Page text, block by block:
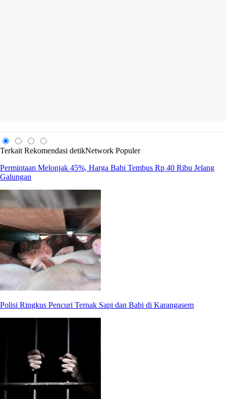
Terkait Rekomendasi detikNetwork Populer
Permintaan Melonjak 45%, Harga Babi Tembus Rp 40 Ribu Jelang
Galungan
Polisi Ringkus Pencuri Ternak Sapi dan Babi di Karangasem